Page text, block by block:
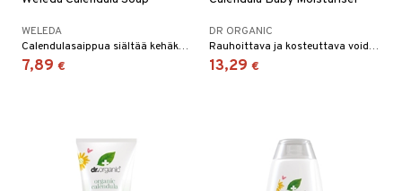
WELEDA
Calendulasaippua siältää kehäkukka- ja kamomilauutetta ja sopii erityisesti herkälle iholle. Sillä on hoitava vaikutus ja mieto tuoksu. Sopii sekä aikuisille että lapsille.
7,89 €
DR ORGANIC
Rauhoittava ja kosteuttava voide vauvoille ja lapsille
13,29 €